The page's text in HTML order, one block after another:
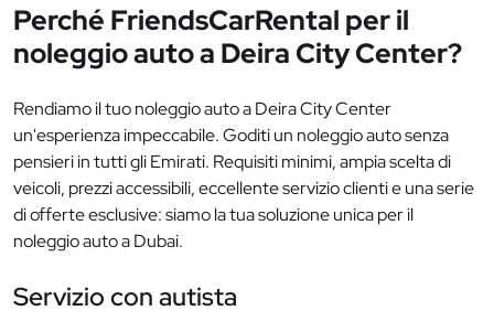
Perché FriendsCarRental per il
noleggio auto a Deira City Center?
Rendiamo il tuo noleggio auto a Deira City Center
un'esperienza impeccabile. Goditi un noleggio auto senza
pensieri in tutti gli Emirati. Requisiti minimi, ampia scelta di
veicoli, prezzi accessibili, eccellente servizio clienti e una serie
di offerte esclusive: siamo la tua soluzione unica per il
noleggio auto a Dubai.
Servizio con autista